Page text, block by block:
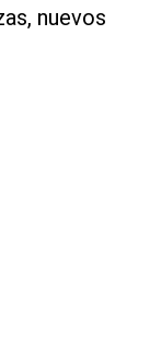
nuevos